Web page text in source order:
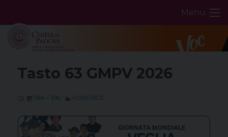
content
Menu
Tasto 63 GMPV 2026
1584 × 396 HOMEPAGE